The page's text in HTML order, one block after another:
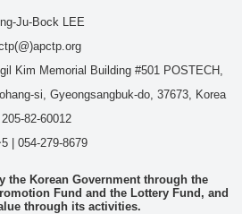
Ju-Bock LEE
Kim Memorial Building #501 POSTECH,
si, Gyeongsangbuk-do, 37673, Korea
205-82-60012
| 054-279-8679
the Korean Government through the
Fund and the Lottery Fund, and
through its activities.